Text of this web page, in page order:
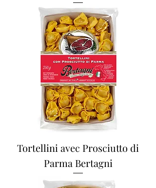
Tortellini avec Prosciutto di
Parma Bertagni